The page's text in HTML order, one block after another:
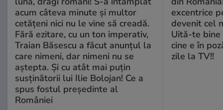
acum câteva minute și multor
cetățeni nici nu le vine să creadă.
Fără ezitare, cu un ton imperativ,
Traian Băsescu a făcut anunțul la
care nimeni, dar nimeni nu se
aștepta. Și cu atât mai puțin
susținătorii lui Ilie Bolojan! Ce a
spus fostul președinte al
României
excentrice
devenit cel
Uită-te bine
cine e în
zile la TV!!